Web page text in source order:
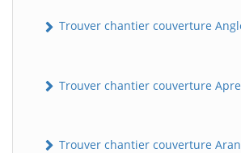
Trouver chantier couverture
Trouver chantier couverture
Trouver chantier couverture